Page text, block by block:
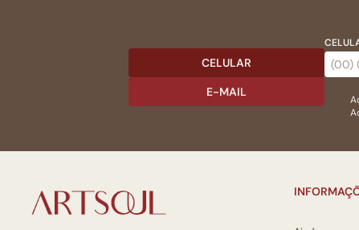
CELULAR
E-MAIL